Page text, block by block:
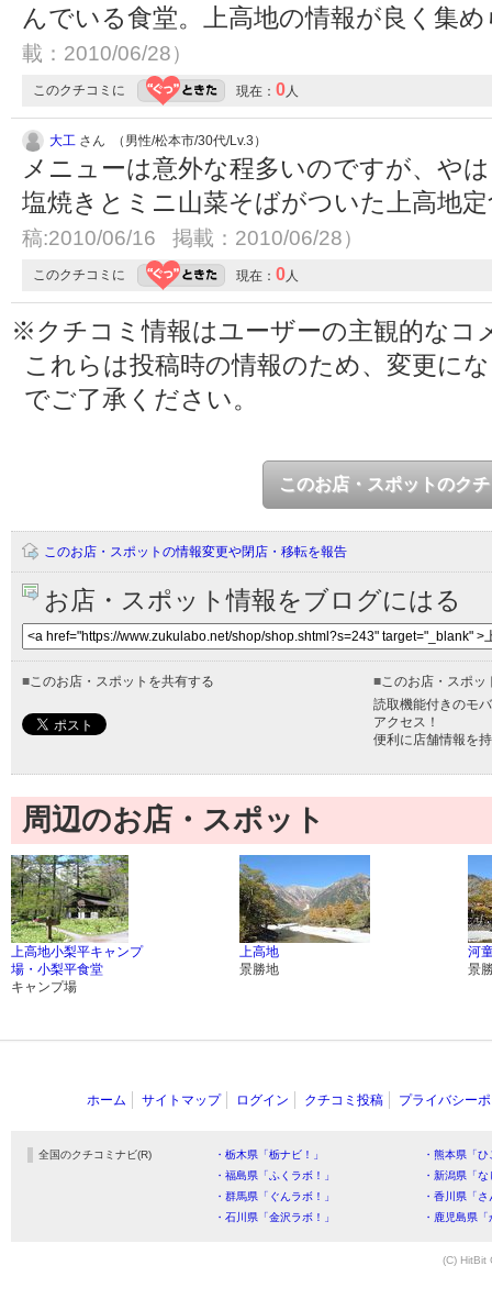
んでいる食堂。上高地の情報が良く集
載：2010/06/28）
このクチコミに 現在： 0人
大工 さん （男性/松本市/30代/Lv.3）
メニューは意外な程多いのですが、や
塩焼きとミニ山菜そばがついた上高地
稿:2010/06/16 掲載：2010/06/28）
このクチコミに 現在： 0人
※クチコミ情報はユーザーの主観的なコ
これらは投稿時の情報のため、変更に
でご了承ください。
このお店・スポットのク
このお店・スポットの情報変更や閉店・移転を報告
お店・スポット情報をブログにはる
■このお店・スポットを共有する ■このお店・スポッ
読取機能付きのモ
アクセス！
便利に店舗情報を
周辺のお店・スポット
上高地小梨平キャンプ
場・小梨平食堂
キャンプ場
上高地
景勝地
河
景
ホーム サイトマップ ログイン クチコミ投稿 プライバシー
全国のクチコミナビ(R) ・栃木県「栃ナビ！」
・熊本県「
・福島県「ふくラボ！」
・新潟県「
・群馬県「ぐんラボ！」
・香川県「
・石川県「金沢ラボ！」
・鹿児島県
(C) HitBit